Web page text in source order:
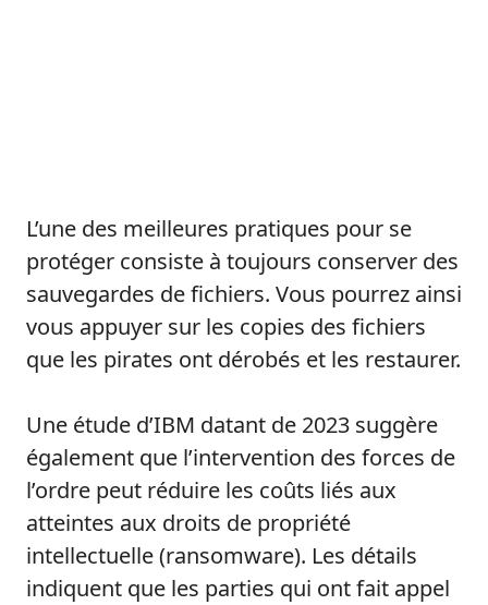
L’une des meilleures pratiques pour se
protéger consiste à toujours conserver des
sauvegardes de fichiers. Vous pourrez ainsi
vous appuyer sur les copies des fichiers
que les pirates ont dérobés et les restaurer.
Une étude d’IBM datant de 2023 suggère
également que l’intervention des forces de
l’ordre peut réduire les coûts liés aux
atteintes aux droits de propriété
intellectuelle (ransomware). Les détails
indiquent que les parties qui ont fait appel